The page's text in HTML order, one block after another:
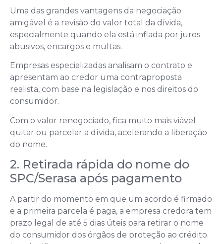
Uma das grandes vantagens da negociação
amigável é a revisão do valor total da dívida,
especialmente quando ela está inflada por juros
abusivos, encargos e multas.
Empresas especializadas analisam o contrato e
apresentam ao credor uma contraproposta
realista, com base na legislação e nos direitos do
consumidor.
Com o valor renegociado, fica muito mais viável
quitar ou parcelar a dívida, acelerando a liberação
do nome.
2. Retirada rápida do nome do
SPC/Serasa após pagamento
A partir do momento em que um acordo é firmado
e a primeira parcela é paga, a empresa credora tem
prazo legal de até 5 dias úteis para retirar o nome
do consumidor dos órgãos de proteção ao crédito.